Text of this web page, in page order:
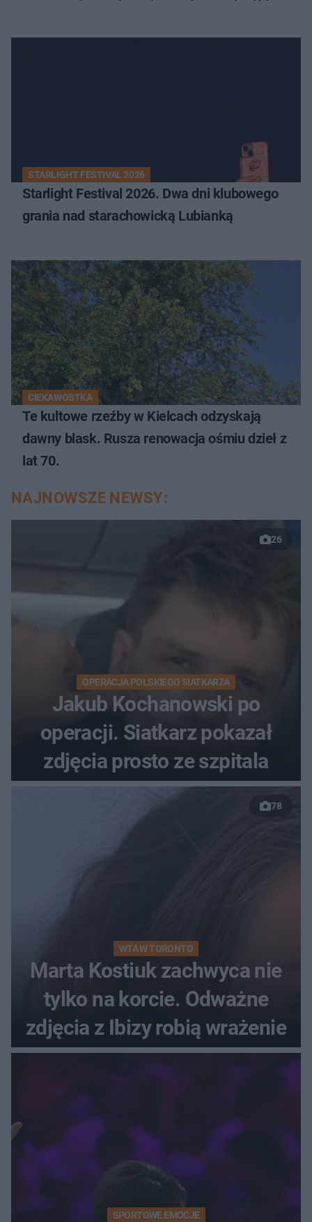
STARLIGHT FESTIVAL 2026
Starlight Festival 2026. Dwa dni klubowego
grania nad starachowicką Lubianką
CIEKAWOSTKA
Te kultowe rzeźby w Kielcach odzyskają
dawny blask. Rusza renowacja ośmiu dzieł z
lat 70.
NAJNOWSZE NEWSY:
26
OPERACJA POLSKIEGO SIATKARZA
Jakub Kochanowski po
operacji. Siatkarz pokazał
zdjęcia prosto ze szpitala
78
WTA W TORONTO
Marta Kostiuk zachwyca nie
tylko na korcie. Odważne
zdjęcia z Ibizy robią wrażenie
SPORTOWE EMOCJE